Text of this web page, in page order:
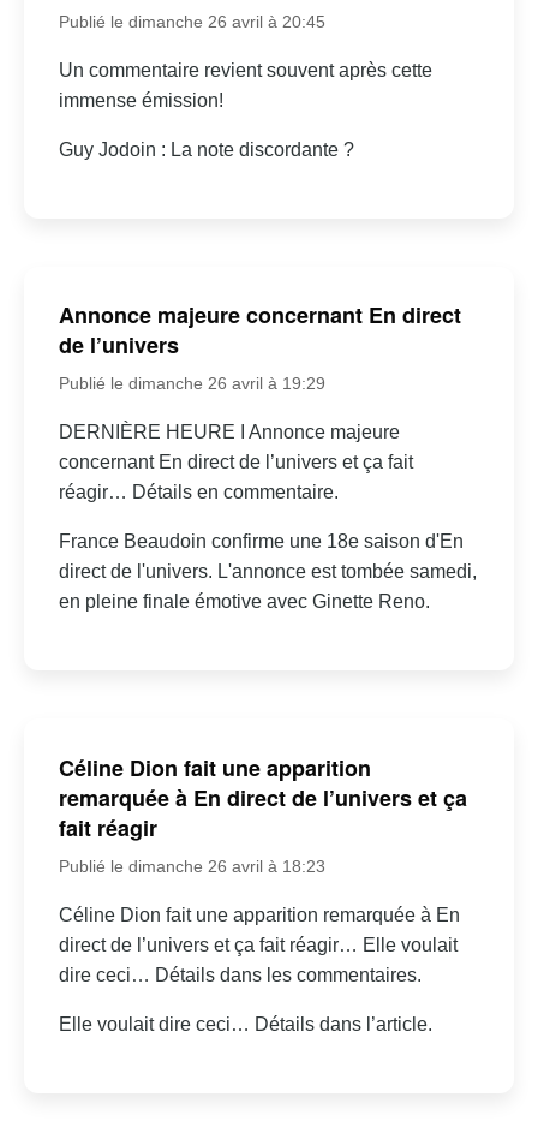
Publié le dimanche 26 avril à 20:45
Un commentaire revient souvent après cette
immense émission!
Guy Jodoin : La note discordante ?
Annonce majeure concernant En direct
de l’univers
Publié le dimanche 26 avril à 19:29
DERNIÈRE HEURE I Annonce majeure
concernant En direct de l’univers et ça fait
réagir… Détails en commentaire.
France Beaudoin confirme une 18e saison d'En
direct de l'univers. L'annonce est tombée samedi,
en pleine finale émotive avec Ginette Reno.
Céline Dion fait une apparition
remarquée à En direct de l’univers et ça
fait réagir
Publié le dimanche 26 avril à 18:23
Céline Dion fait une apparition remarquée à En
direct de l’univers et ça fait réagir… Elle voulait
dire ceci… Détails dans les commentaires.
Elle voulait dire ceci… Détails dans l’article.